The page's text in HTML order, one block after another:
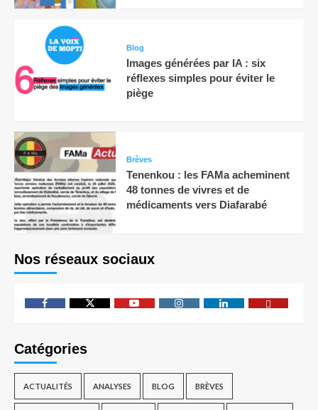
Blog
Images générées par IA : six
réflexes simples pour éviter le
piège
Brèves
Tenenkou : les FAMa acheminent
48 tonnes de vivres et de
médicaments vers Diafarabé
Nos réseaux sociaux
Catégories
ACTUALITÉS ANALYSES BLOG BRÈVES